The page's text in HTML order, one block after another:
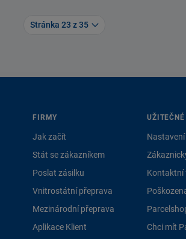
Stránka 23 z 35
FIRMY
Jak začít
Stát se zákazníkem
Poslat zásilku
Vnitrostátní přeprava
Mezinárodní přeprava
Aplikace Klient
Kontaktní
Chci mít